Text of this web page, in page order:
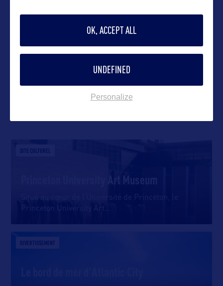
SITE CULTUREL
Princeton University Art Museum
Situé au cœur de l’Université de Princeton, le
Princeton University Art
DIVERTISSEMENT
OK, ACCEPT ALL
UNDEFINED
Personalize